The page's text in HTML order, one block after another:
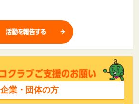
企業・団体の方